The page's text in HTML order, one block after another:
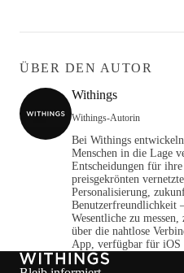
ÜBER DEN AUTOR
Withings
Withings-Autorin
Bei Withings
Menschen in die Lage
Entscheidungen für
preisgekrönten
Personalisierung,
Benutzerfreundlichkeit
Wesentliche zu
über die nahtlose
App, verfügbar für